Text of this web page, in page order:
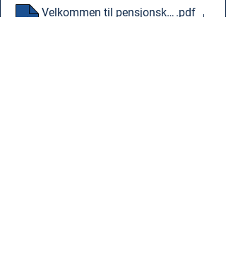
Velkommen til pensjonskurs.pdf